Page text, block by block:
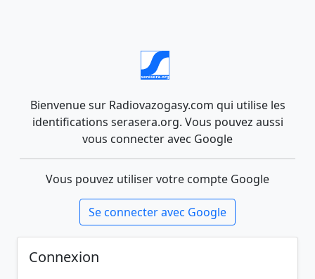
Bienvenue sur Radiovazogasy.com qui utilise les
identifications serasera.org. Vous pouvez aussi
vous connecter avec Google
Vous pouvez utiliser votre compte Google
Se connecter avec Google
Connexion